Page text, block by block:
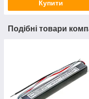
Купити
Подібні товари